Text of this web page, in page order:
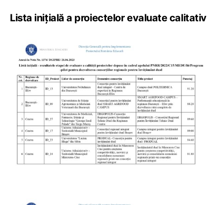
Lista inițială a proiectelor evaluate calitativ